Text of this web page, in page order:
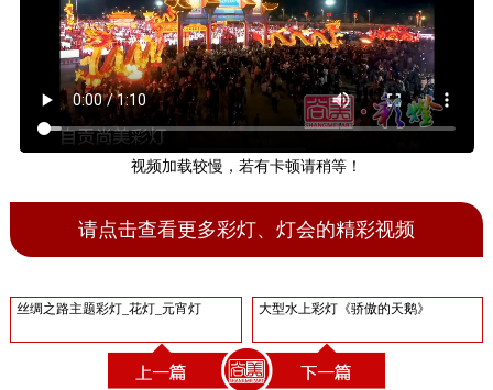
视频加载较慢，若有卡顿请稍等！
请点击查看更多彩灯、灯会的精彩视频
丝绸之路主题彩灯_花灯_元宵灯 大型水上彩灯《骄傲的天鹅》